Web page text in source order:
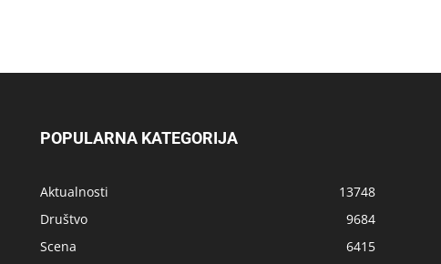
POPULARNA KATEGORIJA
Aktualnosti
13748
Društvo
9684
Scena
6415